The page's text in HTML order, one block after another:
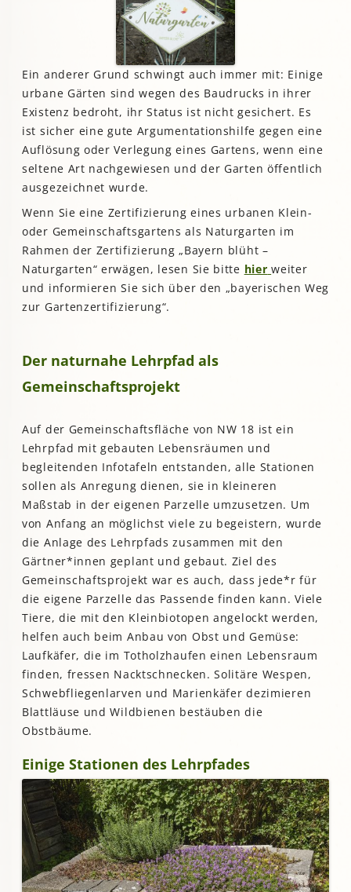
Ein anderer Grund schwingt auch immer mit: Einige
urbane Gärten sind wegen des Baudrucks in ihrer
Existenz bedroht, ihr Status ist nicht gesichert. Es
ist sicher eine gute Argumentationshilfe gegen eine
Auflösung oder Verlegung eines Gartens, wenn eine
seltene Art nachgewiesen und der Garten öffentlich
ausgezeichnet wurde.
Wenn Sie eine Zertifizierung eines urbanen Klein-
oder Gemeinschaftsgartens als Naturgarten im
Rahmen der Zertifizierung „Bayern blüht –
Naturgarten“ erwägen, lesen Sie bitte hier weiter
und informieren Sie sich über den „bayerischen Weg
zur Gartenzertifizierung“.
Der naturnahe Lehrpfad als
Gemeinschaftsprojekt
Auf der Gemeinschaftsfläche von NW 18 ist ein
Lehrpfad mit gebauten Lebensräumen und
begleitenden Infotafeln entstanden, alle Stationen
sollen als Anregung dienen, sie in kleineren
Maßstab in der eigenen Parzelle umzusetzen. Um
von Anfang an möglichst viele zu begeistern, wurde
die Anlage des Lehrpfads zusammen mit den
Gärtner*innen geplant und gebaut. Ziel des
Gemeinschaftsprojekt war es auch, dass jede*r für
die eigene Parzelle das Passende finden kann. Viele
Tiere, die mit den Kleinbiotopen angelockt werden,
helfen auch beim Anbau von Obst und Gemüse:
Laufkäfer, die im Totholzhaufen einen Lebensraum
finden, fressen Nacktschnecken. Solitäre Wespen,
Schwebfliegenlarven und Marienkäfer dezimieren
Blattläuse und Wildbienen bestäuben die
Obstbäume.
Einige Stationen des Lehrpfades